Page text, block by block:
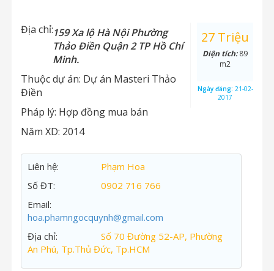
Địa chỉ:159 Xa lộ Hà Nội Phường
Thảo Điền Quận 2 TP Hồ Chí
Minh.
Thuộc dự án: Dự án Masteri Thảo
Điền
Pháp lý: Hợp đồng mua bán
Năm XD: 2014
27 Triệu
Diện tích:89
m2
Ngày đăng: 21-02-
2017
Liên hệ:
Phạm Hoa
Số ĐT:
0902 716 766
Email:
hoa.phamngocquynh@gmail.com
Địa chỉ:
Số 70 Đường 52-AP, Phường
An Phú, Tp.Thủ Đức, Tp.HCM